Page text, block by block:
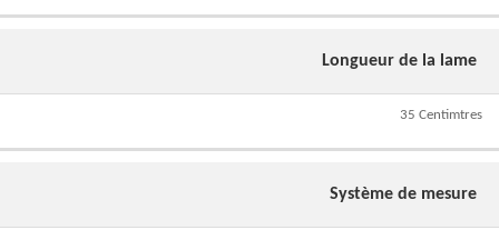
Longueur de la lame
35 Centimtres
Système de mesure